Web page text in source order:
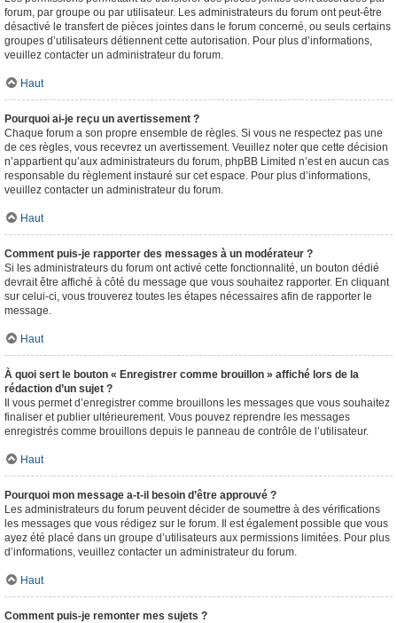
forum, par groupe ou par utilisateur. Les administrateurs du forum ont peut-être
désactivé le transfert de pièces jointes dans le forum concerné, ou seuls certains
groupes d’utilisateurs détiennent cette autorisation. Pour plus d’informations,
veuillez contacter un administrateur du forum.
Haut
Pourquoi ai-je reçu un avertissement ?
Chaque forum a son propre ensemble de règles. Si vous ne respectez pas une
de ces règles, vous recevrez un avertissement. Veuillez noter que cette décision
n’appartient qu’aux administrateurs du forum, phpBB Limited n’est en aucun cas
responsable du règlement instauré sur cet espace. Pour plus d’informations,
veuillez contacter un administrateur du forum.
Haut
Comment puis-je rapporter des messages à un modérateur ?
Si les administrateurs du forum ont activé cette fonctionnalité, un bouton dédié
devrait être affiché à côté du message que vous souhaitez rapporter. En cliquant
sur celui-ci, vous trouverez toutes les étapes nécessaires afin de rapporter le
message.
Haut
À quoi sert le bouton « Enregistrer comme brouillon » affiché lors de la
rédaction d’un sujet ?
Il vous permet d’enregistrer comme brouillons les messages que vous souhaitez
finaliser et publier ultérieurement. Vous pouvez reprendre les messages
enregistrés comme brouillons depuis le panneau de contrôle de l’utilisateur.
Haut
Pourquoi mon message a-t-il besoin d’être approuvé ?
Les administrateurs du forum peuvent décider de soumettre à des vérifications
les messages que vous rédigez sur le forum. Il est également possible que vous
ayez été placé dans un groupe d’utilisateurs aux permissions limitées. Pour plus
d’informations, veuillez contacter un administrateur du forum.
Haut
Comment puis-je remonter mes sujets ?